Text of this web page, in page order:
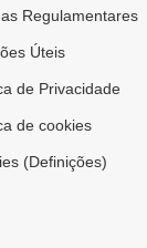
Regulamentares
Úteis
de Privacidade
de cookies
(Definições)